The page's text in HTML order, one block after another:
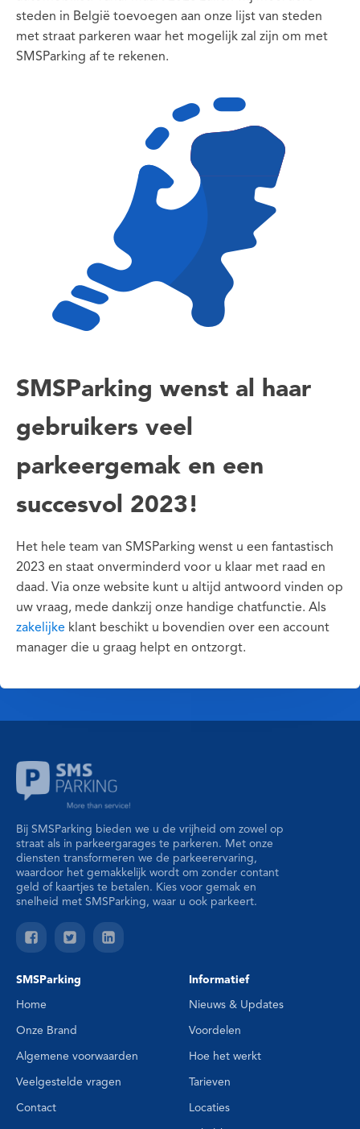
steden in België toevoegen aan onze lijst van steden
met straat parkeren waar het mogelijk zal zijn om met
SMSParking af te rekenen.
SMSParking wenst al haar
gebruikers veel
parkeergemak en een
succesvol 2023!
Het hele team van SMSParking wenst u een fantastisch
2023 en staat onverminderd voor u klaar met raad en
daad. Via onze website kunt u altijd antwoord vinden op
uw vraag, mede dankzij onze handige chatfunctie. Als
zakelijke klant beschikt u bovendien over een account
manager die u graag helpt en ontzorgt.
Bij SMSParking bieden we u de vrijheid om zowel op
straat als in parkeergarages te parkeren. Met onze
diensten transformeren we de parkeerervaring,
waardoor het gemakkelijk wordt om zonder contant
geld of kaartjes te betalen. Kies voor gemak en
snelheid met SMSParking, waar u ook parkeert.
SMSParking
Home
Onze Brand
Algemene voorwaarden
Veelgestelde vragen
Contact
Informatief
Nieuws & Updates
Voordelen
Hoe het werkt
Tarieven
Locaties